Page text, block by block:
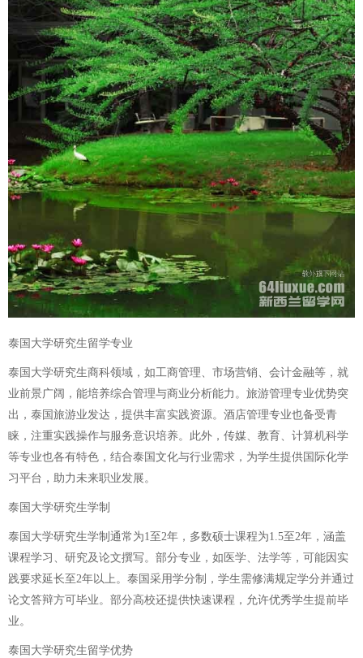
泰国大学研究生留学专业
泰国大学研究生商科领域，如工商管理、市场营销、会计金融等，就
业前景广阔，能培养综合管理与商业分析能力。旅游管理专业优势突
出，泰国旅游业发达，提供丰富实践资源。酒店管理专业也备受青
睐，注重实践操作与服务意识培养。此外，传媒、教育、计算机科学
等专业也各有特色，结合泰国文化与行业需求，为学生提供国际化学
习平台，助力未来职业发展。
泰国大学研究生学制
泰国大学研究生学制通常为1至2年，多数硕士课程为1.5至2年，涵盖
课程学习、研究及论文撰写。部分专业，如医学、法学等，可能因实
践要求延长至2年以上。泰国采用学分制，学生需修满规定学分并通过
论文答辩方可毕业。部分高校还提供快速课程，允许优秀学生提前毕
业。
泰国大学研究生留学优势